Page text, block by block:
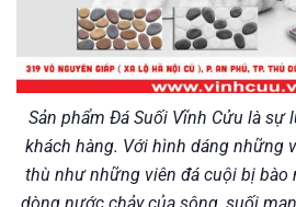
Sản phẩm Đá Suối Vĩnh Cửu là sự
khách hàng. Với hình dáng những
thù như những viên đá cuội bị bào